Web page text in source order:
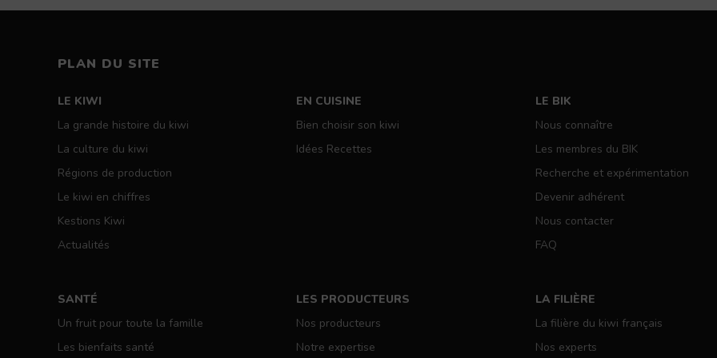
PLAN DU SITE
LE KIWI
La grande histoire du kiwi
La culture du kiwi
Régions de production
Le kiwi en chiffres
Kestions Kiwi
Actualités
SANTÉ
Un fruit pour toute la famille
Les bienfaits santé
EN CUISINE
Bien choisir son kiwi
Idées Recettes
LES PRODUCTEURS
Nos producteurs
Notre expertise
LE BIK
Nous connaître
Les membres du BIK
Recherche et expérimentation
Devenir adhérent
Nous contacter
FAQ
LA FILIÈRE
La filière du kiwi français
Nos experts